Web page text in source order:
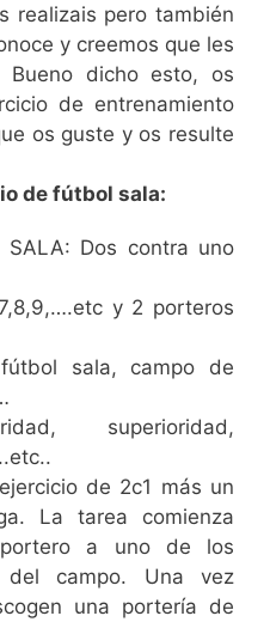
realizais pero también
y creemos que les
Bueno dicho esto, os
de entrenamiento
os guste y os resulte
de fútbol sala:
SALA: Dos contra uno
y 2 porteros
fútbol sala, campo de
superioridad,
de 2c1 más un
La tarea comienza
a uno de los
del campo. Una vez
una portería de